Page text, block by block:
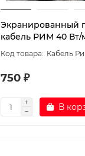
Экранированный
кабель РИМ 40 Вт/
Кабель
750 ₽
В